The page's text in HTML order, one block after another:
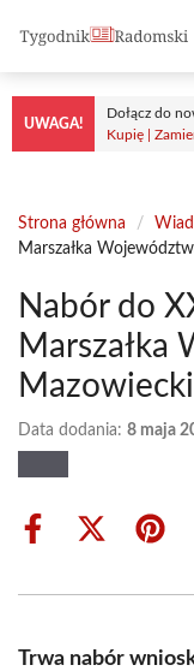
treści
UWAGA!
Dołącz do
Kupię |
Strona główna /
Marszałka
Nabór do
Marszałka
Data dodania: 8 maja
Share
Share
(Twitter)
Trwa nabór